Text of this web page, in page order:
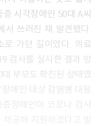
시각장애인 50대 A씨
서 쓰러진 채 발견됐다.
로 가던 길이었다. 의료
검사를 실시한 결과 양
부모도 확진된 상태였
애인 대상 감염병 대응